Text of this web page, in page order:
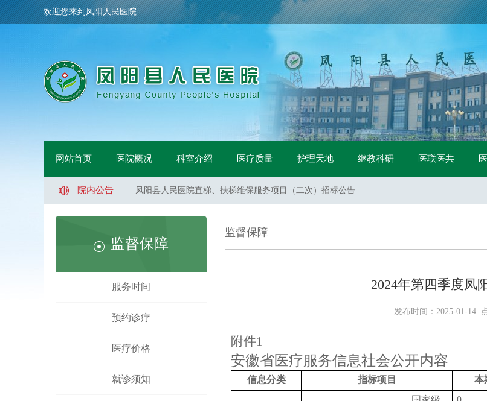
欢迎您来到凤阳人民医院
网站首页 医院概况 科室介绍 医疗质量 护理天地 继教科研 医联医共
院内公告
凤阳县人民医院骨科手术床采购项目中标公示
凤阳县人民医院医用液氧采购项目（二次）招标公告
凤阳县人民医院直梯、扶梯维保服务项目（二次）招标公告
凤阳县人民医院直梯、扶梯维保服务项目（一标包）流标公告
凤阳县人民医院直梯、扶梯维保服务项目（二标包）流标公告
凤阳县人民医院医用液氧采购项目流标公告
凤阳县人民医院索诺声便携超声维修采购询价公告
凤阳县武店镇中心卫生院口腔CT采购项目招标公告
凤阳县人民医院骨科手术床采购项目中标公示
监督保障
服务时间
预约诊疗
医疗价格
就诊须知
监督保障
2024年第四季度凤
发布时间：2025-01-14
附件1
安徽省医疗服务信息社会公开内容
信息分类 指标项目 本